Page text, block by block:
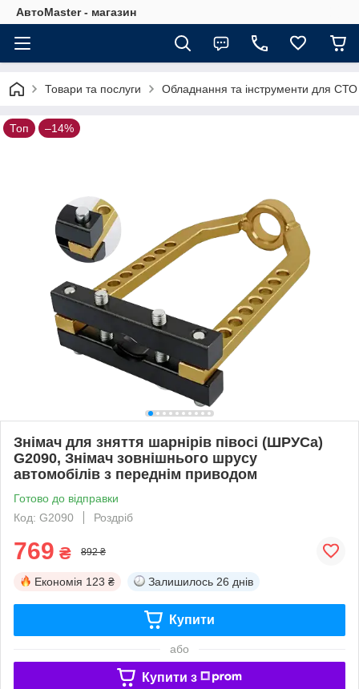
АвтоMaster - магазин
Товари та послуги Обладнання та інструменти для СТО
Топ –14%
Знімач для зняття шарнірів півосі (ШРУСа)
G2090, Знімач зовнішнього шрусу
автомобілів з переднім приводом
Готово до відправки
Код: G2090
Роздріб
769 ₴ 892 ₴
Економія 123 ₴ Залишилось 26 днів
Купити
або
Купити з